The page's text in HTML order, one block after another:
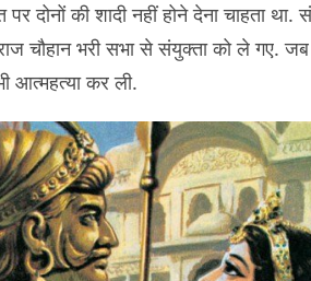
पर दोनों की शादी नहीं होने देना चाहता
चौहान भरी सभा से संयुक्ता को ले गए. जब
आत्महत्या कर ली.